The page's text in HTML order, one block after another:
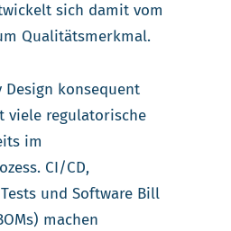
sich damit vom
Qualitätsmerkmal.
Design konsequent
viele regulatorische
im
CI/CD,
und Software Bill
machen